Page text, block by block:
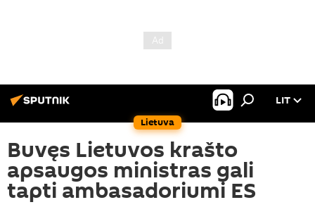
Lietuva
LIT
Buvęs Lietuvos krašto
apsaugos ministras gali
tapti ambasadoriumi ES